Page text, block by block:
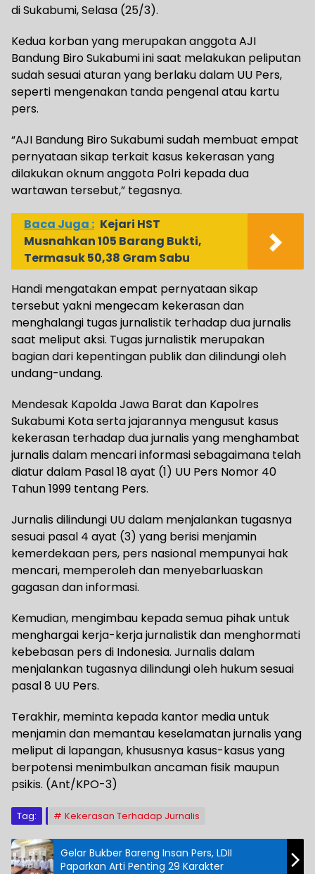
di Sukabumi, Selasa (25/3).
Kedua korban yang merupakan anggota AJI
Bandung Biro Sukabumi ini saat melakukan peliputan
sudah sesuai aturan yang berlaku dalam UU Pers,
seperti mengenakan tanda pengenal atau kartu
pers.
“AJI Bandung Biro Sukabumi sudah membuat empat
pernyataan sikap terkait kasus kekerasan yang
dilakukan oknum anggota Polri kepada dua
wartawan tersebut,” tegasnya.
Baca Juga : Kejari HST
Musnahkan 105 Barang Bukti,
Termasuk 50,38 Gram Sabu
Handi mengatakan empat pernyataan sikap
tersebut yakni mengecam kekerasan dan
menghalangi tugas jurnalistik terhadap dua jurnalis
saat meliput aksi. Tugas jurnalistik merupakan
bagian dari kepentingan publik dan dilindungi oleh
undang-undang.
Mendesak Kapolda Jawa Barat dan Kapolres
Sukabumi Kota serta jajarannya mengusut kasus
kekerasan terhadap dua jurnalis yang menghambat
jurnalis dalam mencari informasi sebagaimana telah
diatur dalam Pasal 18 ayat (1) UU Pers Nomor 40
Tahun 1999 tentang Pers.
Jurnalis dilindungi UU dalam menjalankan tugasnya
sesuai pasal 4 ayat (3) yang berisi menjamin
kemerdekaan pers, pers nasional mempunyai hak
mencari, memperoleh dan menyebarluaskan
gagasan dan informasi.
Kemudian, mengimbau kepada semua pihak untuk
menghargai kerja-kerja jurnalistik dan menghormati
kebebasan pers di Indonesia. Jurnalis dalam
menjalankan tugasnya dilindungi oleh hukum sesuai
pasal 8 UU Pers.
Terakhir, meminta kepada kantor media untuk
menjamin dan memantau keselamatan jurnalis yang
meliput di lapangan, khususnya kasus-kasus yang
berpotensi menimbulkan ancaman fisik maupun
psikis. (Ant/KPO-3)
Tag: Kekerasan Terhadap Jurnalis
Gelar Bukber Bareng Insan Pers, LDII
Paparkan Arti Penting 29 Karakter